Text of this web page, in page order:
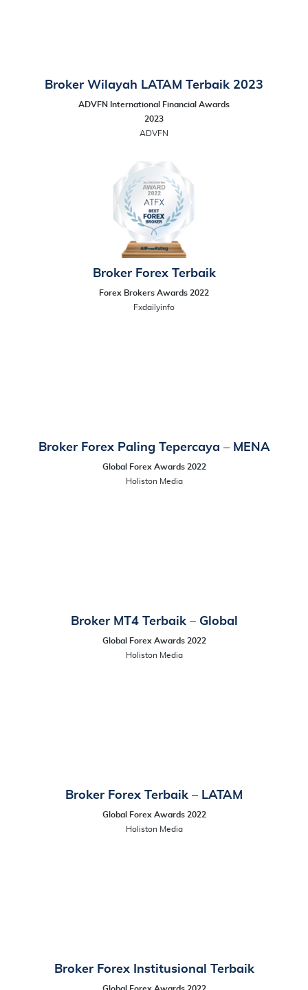
Broker Wilayah LATAM Terbaik 2023
ADVFN International Financial Awards
2023
ADVFN
Broker Forex Terbaik
Forex Brokers Awards 2022
Fxdailyinfo
Broker Forex Paling Tepercaya – MENA
Global Forex Awards 2022
Holiston Media
Broker MT4 Terbaik – Global
Global Forex Awards 2022
Holiston Media
Broker Forex Terbaik – LATAM
Global Forex Awards 2022
Holiston Media
Broker Forex Institusional Terbaik